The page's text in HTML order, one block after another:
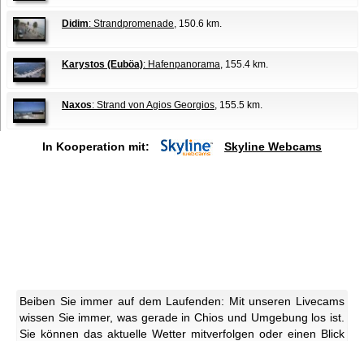
Didim: Strandpromenade , 150.6 km.
Karystos (Euböa): Hafenpanorama , 155.4 km.
Naxos: Strand von Agios Georgios , 155.5 km.
In Kooperation mit: Skyline Webcams
Beiben Sie immer auf dem Laufenden: Mit unseren Livecams
wissen Sie immer, was gerade in Chios und Umgebung los ist.
Sie können das aktuelle Wetter mitverfolgen oder einen Blick